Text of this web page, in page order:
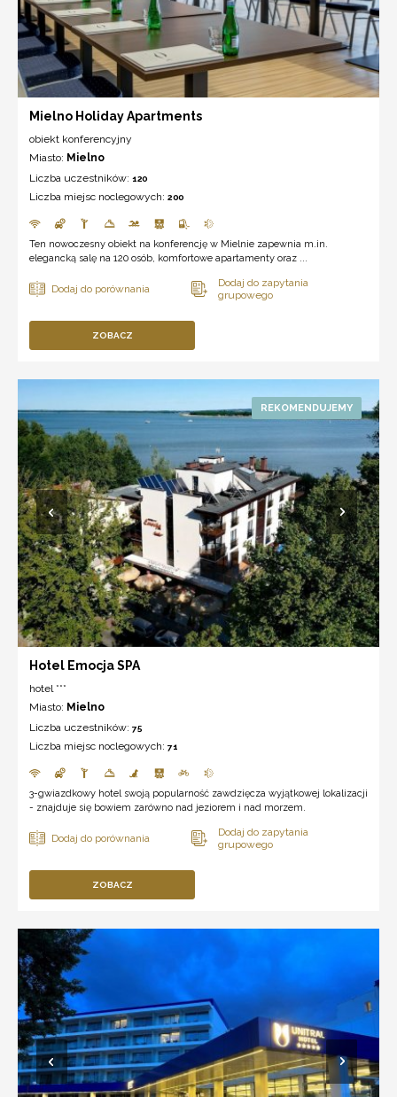
Mielno Holiday Apartments
obiekt konferencyjny
Miasto: Mielno
Liczba uczestników: 120
Liczba miejsc noclegowych: 200
Ten nowoczesny obiekt na konferencję w Mielnie zapewnia m.in.
elegancką salę na 120 osób, komfortowe apartamenty oraz ...
ZOBACZ
Hotel Emocja SPA
hotel ***
Miasto: Mielno
Liczba uczestników: 75
Liczba miejsc noclegowych: 71
3-gwiazdkowy hotel swoją popularność zawdzięcza wyjątkowej lokalizacji
- znajduje się bowiem zarówno nad jeziorem i nad morzem.
ZOBACZ